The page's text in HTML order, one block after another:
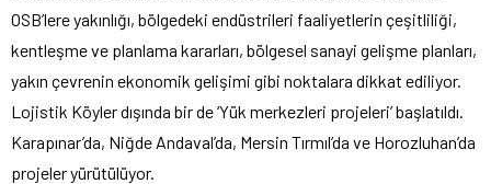
OSB’lere yakınlığı, bölgedeki endüstrileri faaliyetlerin çeşitliliği,
kentleşme ve planlama kararları, bölgesel sanayi gelişme planları,
yakın çevrenin ekonomik gelişimi gibi noktalara dikkat ediliyor.
Lojistik Köyler dışında bir de ‘Yük merkezleri projeleri’ başlatıldı.
Karapınar’da, Niğde Andaval’da, Mersin Tırmıl’da ve Horozluhan’da
projeler yürütülüyor.